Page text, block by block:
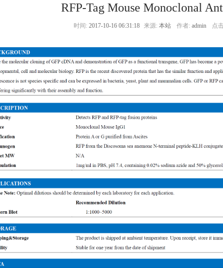
RFP-Tag Mouse Monoclonal
时间: 2017-10-16 06:31:18 来源: 本站 作者: admin 点